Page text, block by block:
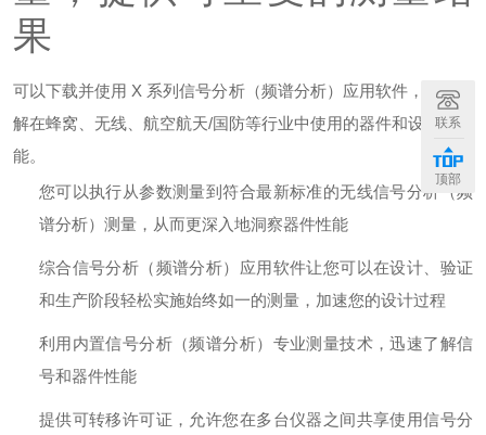
果
可以下载并使用 X 系列信号分析（频谱分析）应用软件，全面了
解在蜂窝、无线、航空航天/国防等行业中使用的器件和设计的性
能。
您可以执行从参数测量到符合最新标准的无线信号分析（频
谱分析）测量，从而更深入地洞察器件性能
综合信号分析（频谱分析）应用软件让您可以在设计、验证
和生产阶段轻松实施始终如一的测量，加速您的设计过程
利用内置信号分析（频谱分析）专业测量技术，迅速了解信
号和器件性能
提供可转移许可证，允许您在多台仪器之间共享使用信号分
联系
顶部